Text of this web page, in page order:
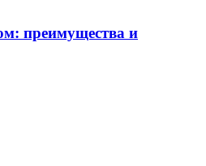
преимущества и